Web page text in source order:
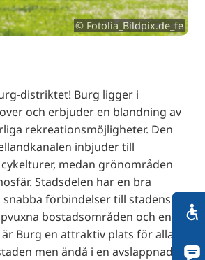
© Fotolia_Bildpix.de_fe
distriktet! Burg ligger i
och erbjuder en blandning av
rekreationsmöjligheter. Den
inbjuder till
medan grönområden
Stadsdelen har en bra
förbindelser till stadens
bostadsområden och en
Burg en attraktiv plats för alla
men ändå i en avslappnad